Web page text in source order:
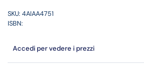
SKU: 4AIAA4751
ISBN:
Accedi per vedere i prezzi